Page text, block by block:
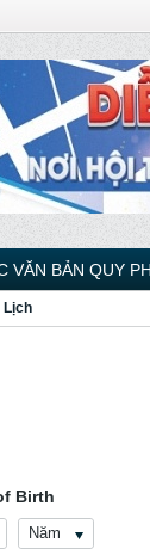
VĂN BẢN QUY
Lịch
Birth
Năm